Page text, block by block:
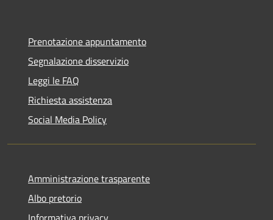
Prenotazione appuntamento
Segnalazione disservizio
Leggi le FAQ
Richiesta assistenza
Social Media Policy
Amministrazione trasparente
Albo pretorio